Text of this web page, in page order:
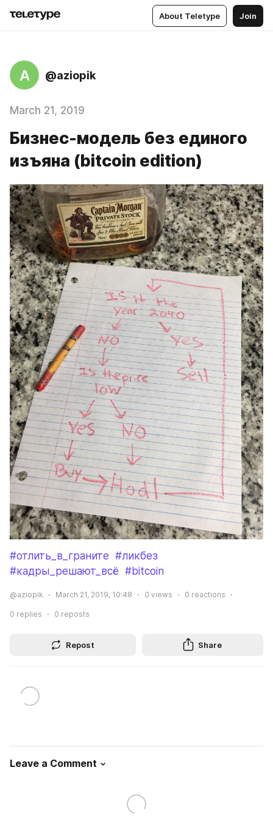
About Teletype Join
A @aziopik
March 21, 2019
Бизнес-модель без единого
изъяна (bitcoin edition)
#отлить_в_граните #ликбез
#кадры_решают_всё #bitcoin
@aziopik March 21, 2019, 10:48 0 views 0 reactions
0 replies 0 reposts
Repost Share
Leave a Comment